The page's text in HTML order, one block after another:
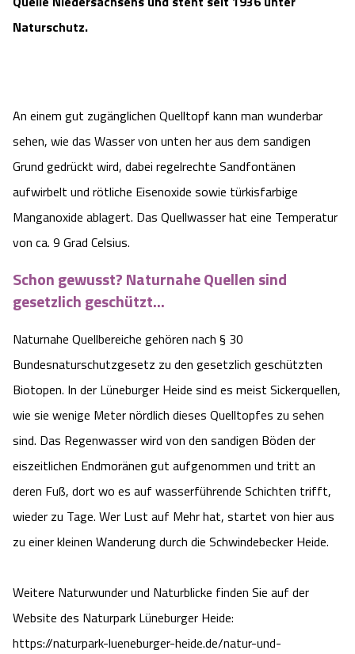
Urlaub mit Hund
Anreise
Videos
Shop
Kontakt
Regionale Küche
HeideSpezialitäten
Naturhotels
Urlaub mit Hund
Urlaub auf dem Bauernhof
Landschaftsführungen
Veranstaltungen
Otter Zentrum
Wildpark Müden
Ralf Schumacher Kart & Bowl
Das verrückte Haus
Abenteuerland Trampolin-Park
Battle Kart Bispingen
Unterkünfte
Ausflugsziele
Unterkünfte Celle
Veranstaltungen & Führungen Celle
Naturschutz.
An einem gut zugänglichen Quelltopf kann man wunderbar
sehen, wie das Wasser von unten her aus dem sandigen
Grund gedrückt wird, dabei regelrechte Sandfontänen
aufwirbelt und rötliche Eisenoxide sowie türkisfarbige
Manganoxide ablagert. Das Quellwasser hat eine Temperatur
von ca. 9 Grad Celsius.
Schon gewusst? Naturnahe Quellen sind
gesetzlich geschützt...
Naturnahe Quellbereiche gehören nach § 30
Bundesnaturschutzgesetz zu den gesetzlich geschützten
Biotopen. In der Lüneburger Heide sind es meist Sickerquellen,
wie sie wenige Meter nördlich dieses Quelltopfes zu sehen
sind. Das Regenwasser wird von den sandigen Böden der
eiszeitlichen Endmoränen gut aufgenommen und tritt an
deren Fuß, dort wo es auf wasserführende Schichten trifft,
wieder zu Tage. Wer Lust auf Mehr hat, startet von hier aus
zu einer kleinen Wanderung durch die Schwindebecker Heide.
Weitere Naturwunder und Naturblicke finden Sie auf der
Website des Naturpark Lüneburger Heide:
https://naturpark-lueneburger-heide.de/natur-und-